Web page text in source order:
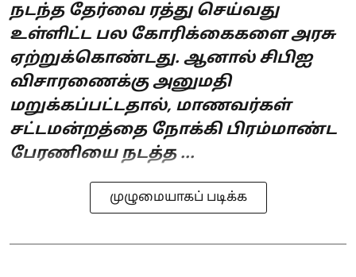
நடந்த தேர்வை ரத்து செய்வது
உள்ளிட்ட பல கோரிக்கைகளை அரசு
ஏற்றுக்கொண்டது. ஆனால் சிபிஐ
விசாரணைக்கு அனுமதி
மறுக்கப்பட்டதால், மாணவர்கள்
சட்டமன்றத்தை நோக்கி பிரம்மாண்ட
பேரணியை நடத்த ...
முழுமையாகப் படிக்க